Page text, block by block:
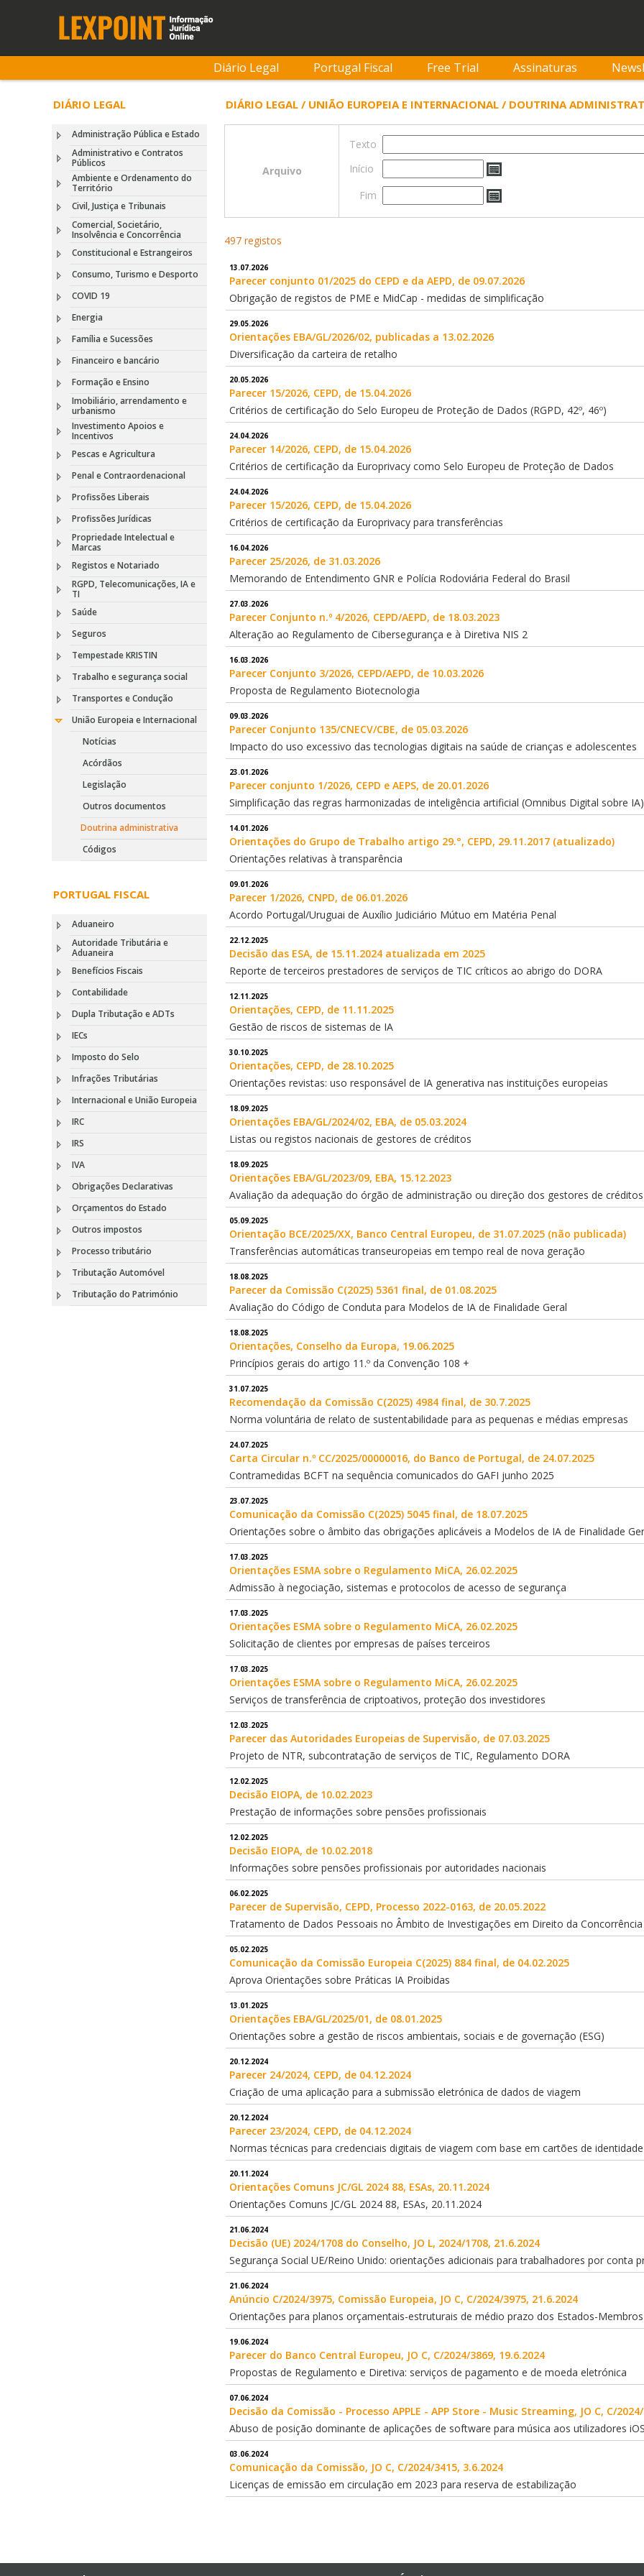
Diário Legal Portugal Fiscal Free Trial Assinaturas
DIÁRIO LEGAL
Administração Pública e Estado
Administrativo e Contratos
Públicos
Ambiente e Ordenamento do
Território
Civil, Justiça e Tribunais
Comercial, Societário,
Insolvência e Concorrência
Constitucional e Estrangeiros
Consumo, Turismo e Desporto
COVID 19
Energia
Família e Sucessões
Financeiro e bancário
Formação e Ensino
Imobiliário, arrendamento e
urbanismo
Investimento Apoios e
Incentivos
Pescas e Agricultura
Penal e Contraordenacional
Profissões Liberais
Profissões Jurídicas
Propriedade Intelectual e
Marcas
Registos e Notariado
RGPD, Telecomunicações, IA e
TI
Saúde
Seguros
Tempestade KRISTIN
Trabalho e segurança social
Transportes e Condução
União Europeia e Internacional
Notícias
Acórdãos
Legislação
Outros documentos
Doutrina administrativa
Códigos
PORTUGAL FISCAL
Aduaneiro
Autoridade Tributária e
Aduaneira
Benefícios Fiscais
Contabilidade
Dupla Tributação e ADTs
IECs
Imposto do Selo
Infrações Tributárias
Internacional e União Europeia
IRC
IRS
IVA
Obrigações Declarativas
Orçamentos do Estado
Outros impostos
Processo tributário
Tributação Automóvel
Tributação do Património
DIÁRIO LEGAL / UNIÃO EUROPEIA E INTERNACIONAL / DOUTRINA
Arquivo
Texto
Início
Fim
497 registos
13.07.2026
Parecer conjunto 01/2025 do CEPD e da AEPD, de 09.07.2026
Obrigação de registos de PME e MidCap - medidas de simplificação
29.05.2026
Orientações EBA/GL/2026/02, publicadas a 13.02.2026
Diversificação da carteira de retalho
20.05.2026
Parecer 15/2026, CEPD, de 15.04.2026
Critérios de certificação do Selo Europeu de Proteção de Dados (RGPD, 42º, 46º)
24.04.2026
Parecer 14/2026, CEPD, de 15.04.2026
Critérios de certificação da Europrivacy como Selo Europeu de Proteção de Dados
24.04.2026
Parecer 15/2026, CEPD, de 15.04.2026
Critérios de certificação da Europrivacy para transferências
16.04.2026
Parecer 25/2026, de 31.03.2026
Memorando de Entendimento GNR e Polícia Rodoviária Federal do Brasil
27.03.2026
Parecer Conjunto n.º 4/2026, CEPD/AEPD, de 18.03.2023
Alteração ao Regulamento de Cibersegurança e à Diretiva NIS 2
16.03.2026
Parecer Conjunto 3/2026, CEPD/AEPD, de 10.03.2026
Proposta de Regulamento Biotecnologia
09.03.2026
Parecer Conjunto 135/CNECV/CBE, de 05.03.2026
Impacto do uso excessivo das tecnologias digitais na saúde de crianças e adolescentes
23.01.2026
Parecer conjunto 1/2026, CEPD e AEPS, de 20.01.2026
Simplificação das regras harmonizadas de inteligência artificial (Omnibus Digital sobre IA)
14.01.2026
Orientações do Grupo de Trabalho artigo 29.°, CEPD, 29.11.2017 (atualizado)
Orientações relativas à transparência
09.01.2026
Parecer 1/2026, CNPD, de 06.01.2026
Acordo Portugal/Uruguai de Auxílio Judiciário Mútuo em Matéria Penal
22.12.2025
Decisão das ESA, de 15.11.2024 atualizada em 2025
Reporte de terceiros prestadores de serviços de TIC críticos ao abrigo do DORA
12.11.2025
Orientações, CEPD, de 11.11.2025
Gestão de riscos de sistemas de IA
30.10.2025
Orientações, CEPD, de 28.10.2025
Orientações revistas: uso responsável de IA generativa nas instituições europeias
18.09.2025
Orientações EBA/GL/2024/02, EBA, de 05.03.2024
Listas ou registos nacionais de gestores de créditos
18.09.2025
Orientações EBA/GL/2023/09, EBA, 15.12.2023
Avaliação da adequação do órgão de administração ou direção dos gestores de créditos
05.09.2025
Orientação BCE/2025/XX, Banco Central Europeu, de 31.07.2025 (não publicada)
Transferências automáticas transeuropeias em tempo real de nova geração
18.08.2025
Parecer da Comissão C(2025) 5361 final, de 01.08.2025
Avaliação do Código de Conduta para Modelos de IA de Finalidade Geral
18.08.2025
Orientações, Conselho da Europa, 19.06.2025
Princípios gerais do artigo 11.º da Convenção 108 +
31.07.2025
Recomendação da Comissão C(2025) 4984 final, de 30.7.2025
Norma voluntária de relato de sustentabilidade para as pequenas e médias empresas
24.07.2025
Carta Circular n.º CC/2025/00000016, do Banco de Portugal, de 24.07.2025
Contramedidas BCFT na sequência comunicados do GAFI junho 2025
23.07.2025
Comunicação da Comissão C(2025) 5045 final, de 18.07.2025
Orientações sobre o âmbito das obrigações aplicáveis a Modelos de IA de Finalidade
17.03.2025
Orientações ESMA sobre o Regulamento MiCA, 26.02.2025
Admissão à negociação, sistemas e protocolos de acesso de segurança
17.03.2025
Orientações ESMA sobre o Regulamento MiCA, 26.02.2025
Solicitação de clientes por empresas de países terceiros
17.03.2025
Orientações ESMA sobre o Regulamento MiCA, 26.02.2025
Serviços de transferência de criptoativos, proteção dos investidores
12.03.2025
Parecer das Autoridades Europeias de Supervisão, de 07.03.2025
Projeto de NTR, subcontratação de serviços de TIC, Regulamento DORA
12.02.2025
Decisão EIOPA, de 10.02.2023
Prestação de informações sobre pensões profissionais
12.02.2025
Decisão EIOPA, de 10.02.2018
Informações sobre pensões profissionais por autoridades nacionais
06.02.2025
Parecer de Supervisão, CEPD, Processo 2022-0163, de 20.05.2022
Tratamento de Dados Pessoais no Âmbito de Investigações em Direito da Concorrência
05.02.2025
Comunicação da Comissão Europeia C(2025) 884 final, de 04.02.2025
Aprova Orientações sobre Práticas IA Proibidas
13.01.2025
Orientações EBA/GL/2025/01, de 08.01.2025
Orientações sobre a gestão de riscos ambientais, sociais e de governação (ESG)
20.12.2024
Parecer 24/2024, CEPD, de 04.12.2024
Criação de uma aplicação para a submissão eletrónica de dados de viagem
20.12.2024
Parecer 23/2024, CEPD, de 04.12.2024
Normas técnicas para credenciais digitais de viagem com base em cartões de identidade
20.11.2024
Orientações Comuns JC/GL 2024 88, ESAs, 20.11.2024
Orientações Comuns JC/GL 2024 88, ESAs, 20.11.2024
21.06.2024
Decisão (UE) 2024/1708 do Conselho, JO L, 2024/1708, 21.6.2024
Segurança Social UE/Reino Unido: orientações adicionais para trabalhadores por conta
21.06.2024
Anúncio C/2024/3975, Comissão Europeia, JO C, C/2024/3975, 21.6.2024
Orientações para planos orçamentais-estruturais de médio prazo dos Estados-Membros
19.06.2024
Parecer do Banco Central Europeu, JO C, C/2024/3869, 19.6.2024
Propostas de Regulamento e Diretiva: serviços de pagamento e de moeda eletrónica
07.06.2024
Decisão da Comissão - Processo APPLE - APP Store - Music Streaming, JO C, C/
Abuso de posição dominante de aplicações de software para música aos utilizadores
03.06.2024
Comunicação da Comissão, JO C, C/2024/3415, 3.6.2024
Licenças de emissão em circulação em 2023 para reserva de estabilização